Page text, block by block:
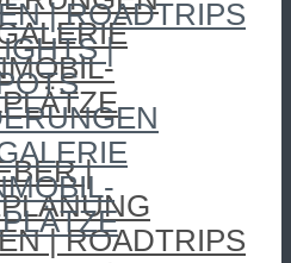
|
| ROADTRIPS
| ROADTRIPS
|